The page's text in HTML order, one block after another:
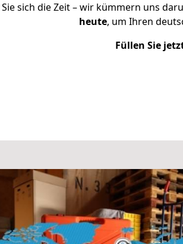
sich die Zeit – wir kümmern uns
heute, um Ihren
Füllen Sie